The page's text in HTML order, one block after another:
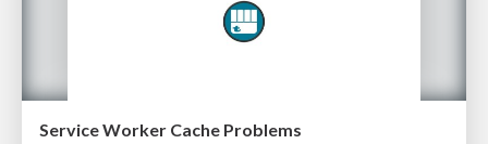
Service Worker Cache Problems